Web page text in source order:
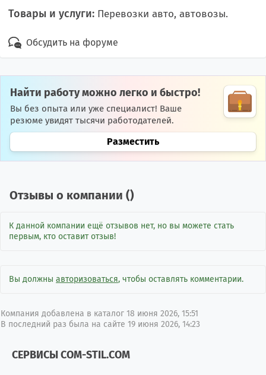
Товары и услуги: Перевозки авто, автовозы.
Обсудить на форуме
Найти работу можно легко и быстро!
Вы без опыта или уже специалист! Ваше
резюме увидят тысячи работодателей.
Разместить
Отзывы о компании ()
К данной компании ещё отзывов нет, но вы можете стать
первым, кто оставит отзыв!
Вы должны авторизоваться, чтобы оставлять комментарии.
Компания добавлена в каталог 18 июня 2026, 15:51
В последний раз была на сайте 19 июня 2026, 14:23
СЕРВИСЫ COM-STIL.COM